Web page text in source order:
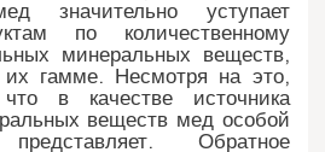
значительно уступает
по количественному
минеральных веществ,
их гамме. Несмотря на это,
в качестве источника
веществ мед особой
Обратное